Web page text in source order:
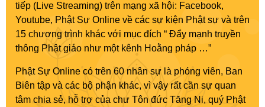
tiếp (Live Streaming) trên mạng xã hội: Facebook,
Youtube, Phật Sự Online về các sự kiện Phật sự và trên
15 chương trình khác với mục đích “ Đẩy mạnh truyền
thông Phật giáo như một kênh Hoằng pháp …”
Phật Sự Online có trên 60 nhân sự là phóng viên, Ban
Biên tập và các bộ phận khác, vì vậy rất cần sự quan
tâm chia sẻ, hỗ trợ của chư Tôn đức Tăng Ni, quý Phật